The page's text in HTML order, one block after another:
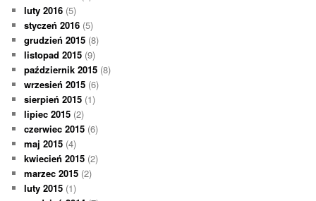
luty 2016 (5)
styczeń 2016 (5)
grudzień 2015 (8)
listopad 2015 (9)
październik 2015 (8)
wrzesień 2015 (6)
sierpień 2015 (1)
lipiec 2015 (2)
czerwiec 2015 (6)
maj 2015 (4)
kwiecień 2015 (2)
marzec 2015 (2)
luty 2015 (1)